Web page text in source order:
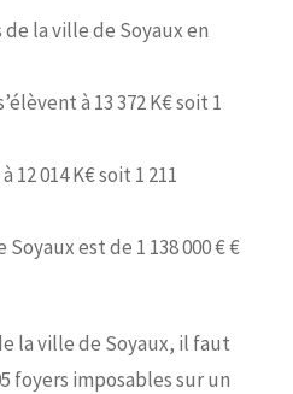
la ville de Soyaux en
à 13 372 K€ soit 1
12 014 K€ soit 1 211
est de 1 138 000 € €
la ville de Soyaux, il faut
foyers imposables sur un